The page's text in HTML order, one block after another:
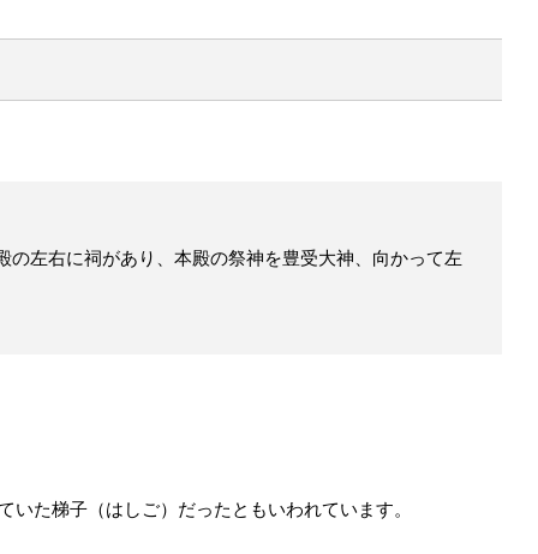
左右に祠があり、本殿の祭神を豊受大神、向かって左
た梯子（はしご）だったともいわれています。